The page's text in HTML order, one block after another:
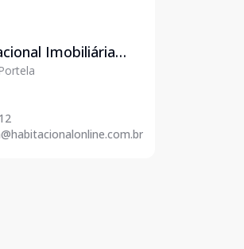
Imobiliária
RN - Imoveis